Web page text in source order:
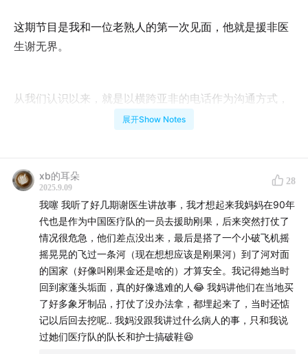
这期节目是我和一位老熟人的第一次见面，他就是援非医
生谢无界。
从我们认识以来，就是以横跨亚非的电话作为沟通方式，
信号经常不好，延迟偶尔很大，这次终于见上面了。
谢无界穿着淡蓝色的印有国旗的医疗队队服，送给我一串
非洲产的手串，我看到这些不够圆滑的黑色木球，就能想
起谢无界和我讲过的那些非洲故事。它们没有圆满的结
局，但都生动有力量。
这期我们坐下来好好聊聊援非的经历和写作内外的故事，
在故事正式开讲之前，依然要跟大家分享好消息，谢无界
的第一本图书终于上市了。
展开Show Notes
xb的耳朵
2025.9.09
28
我噻 我听了好几期谢医生讲故事，我才想起来我妈妈在90年
代也是作为中国医疗队的一员去援助刚果，后来突然打仗了
情况很危急，他们差点没出来，最后是搭了一个小破飞机摇
摇晃晃的飞过一条河（现在想想应该是刚果河）到了河对面
的国家（好像叫刚果金还是啥的）才算安全。我记得她当时
回到家蓬头垢面，真的好像逃难的人😂 我妈讲他们在当地买
了好多象牙制品，打仗了没办法拿，都埋起来了，当时还惦
记以后回去挖呢.. 我妈没跟我讲过什么病人的事，只和我说
过她们医疗队的队长和护士搞破鞋😆